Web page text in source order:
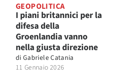
GEOPOLITICA
I piani britannici per la
difesa della
Groenlandia vanno
nella giusta direzione
di Gabriele Catania
11 Gennaio 2026